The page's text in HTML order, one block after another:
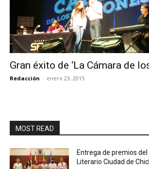
Gran éxito de ‘La Cámara de
Redacción - enero 23, 2015
MOST READ
Entrega de premios
Literario Ciudad de